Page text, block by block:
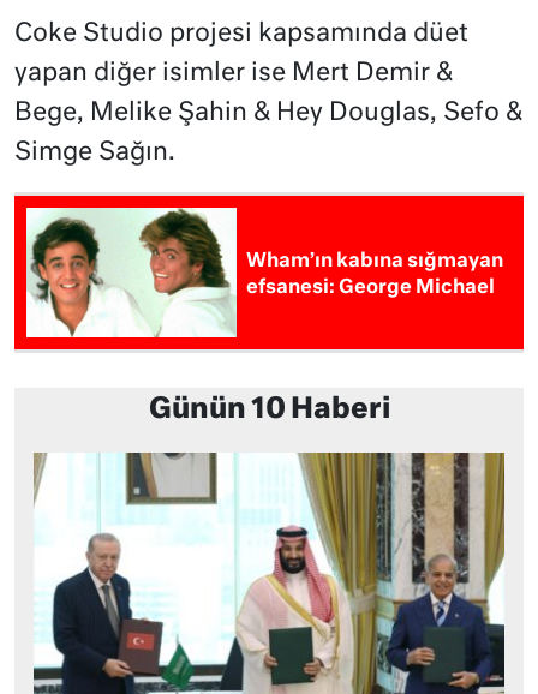
Coke Studio projesi kapsamında düet
yapan diğer isimler ise Mert Demir &
Bege, Melike Şahin & Hey Douglas, Sefo &
Simge Sağın.
Wham’ın kabına sığmayan
efsanesi: George Michael
Günün 10 Haberi